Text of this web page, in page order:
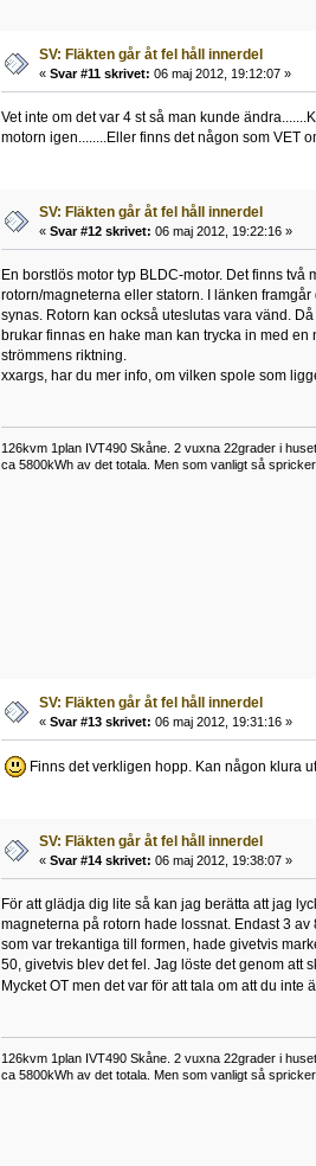
SV: Fläkten går åt fel håll innerdel
« Svar #11 skrivet: 06 maj 2012, 19:12:07 »
Vet inte om det var 4 st så man kunde
motorn igen........Eller finns det någon som VET
SV: Fläkten går åt fel håll innerdel
« Svar #12 skrivet: 06 maj 2012, 19:22:16 »
En borstlös motor typ BLDC-motor. Det finns
rotorn/magneterna eller statorn. I länken
synas. Rotorn kan också uteslutas vara vänd.
brukar finnas en hake man kan trycka in med
strömmens riktning.
xxargs, har du mer info, om vilken spole som
126kvm 1plan IVT490 Skåne. 2 vuxna 22grader i
ca 5800kWh av det totala. Men som vanligt så
SV: Fläkten går åt fel håll innerdel
« Svar #13 skrivet: 06 maj 2012, 19:31:16 »
Finns det verkligen hopp. Kan någon klura
SV: Fläkten går åt fel håll innerdel
« Svar #14 skrivet: 06 maj 2012, 19:38:07 »
För att glädja dig lite så kan jag berätta att jag
magneterna på rotorn hade lossnat. Endast 3
som var trekantiga till formen, hade givetvis
50, givetvis blev det fel. Jag löste det genom att
Mycket OT men det var för att tala om att du inte
126kvm 1plan IVT490 Skåne. 2 vuxna 22grader i
ca 5800kWh av det totala. Men som vanligt så